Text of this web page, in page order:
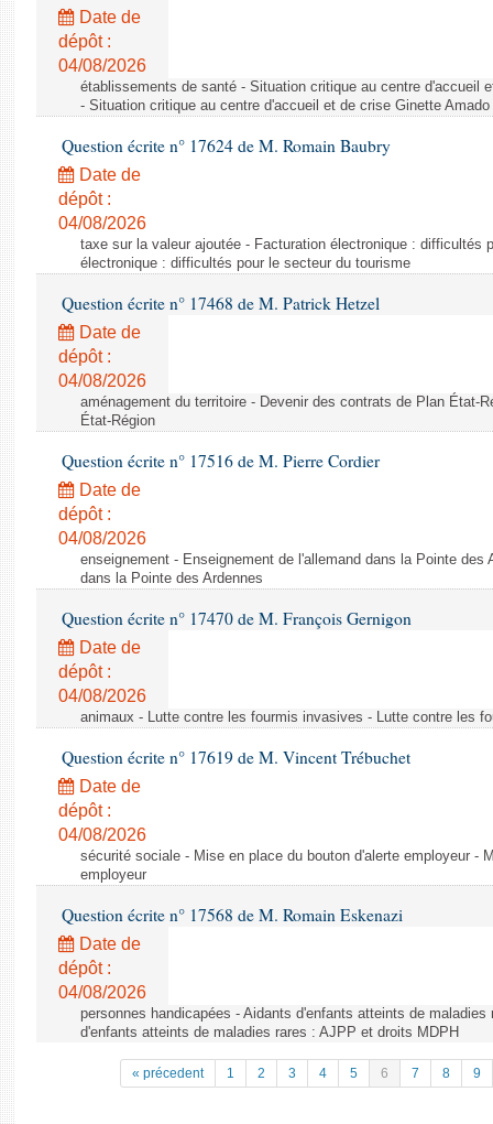
Date de
dépôt :
04/08/2026
établissements de santé - Situation critique au centre d'accueil
- Situation critique au centre d'accueil et de crise Ginette Amado
Question écrite n° 17624 de M. Romain Baubry
Date de
dépôt :
04/08/2026
taxe sur la valeur ajoutée - Facturation électronique : difficultés
électronique : difficultés pour le secteur du tourisme
Question écrite n° 17468 de M. Patrick Hetzel
Date de
dépôt :
04/08/2026
aménagement du territoire - Devenir des contrats de Plan État-
État-Région
Question écrite n° 17516 de M. Pierre Cordier
Date de
dépôt :
04/08/2026
enseignement - Enseignement de l'allemand dans la Pointe des
dans la Pointe des Ardennes
Question écrite n° 17470 de M. François Gernigon
Date de
dépôt :
04/08/2026
animaux - Lutte contre les fourmis invasives - Lutte contre les
Question écrite n° 17619 de M. Vincent Trébuchet
Date de
dépôt :
04/08/2026
sécurité sociale - Mise en place du bouton d'alerte employeur -
employeur
Question écrite n° 17568 de M. Romain Eskenazi
Date de
dépôt :
04/08/2026
personnes handicapées - Aidants d'enfants atteints de
d'enfants atteints de maladies rares : AJPP et droits MDPH
« précedent 1 2 3 4 5 6 7 8 9